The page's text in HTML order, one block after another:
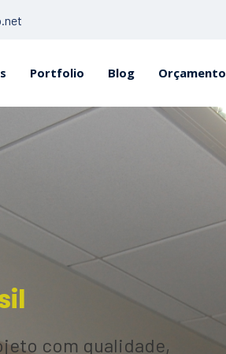
Portfolio Blog Orçamento
com qualidade,